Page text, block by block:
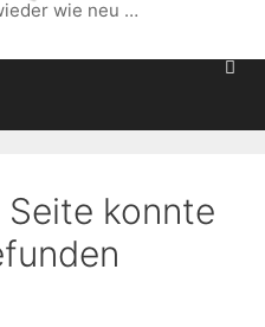
wie neu …
konnte